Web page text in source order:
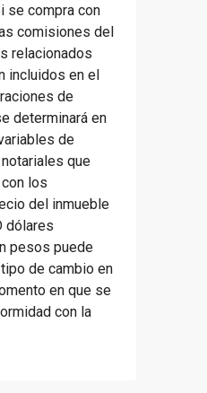
se compra con
comisiones del
relacionados
incluidos en el
de
determinará en
de
que
los
del inmueble
dólares
pesos puede
de cambio en
en que se
con la